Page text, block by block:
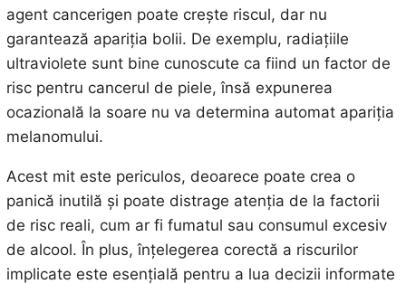
agent cancerigen poate crește riscul, dar nu
garantează apariția bolii. De exemplu, radiațiile
ultraviolete sunt bine cunoscute ca fiind un factor de
risc pentru cancerul de piele, însă expunerea
ocazională la soare nu va determina automat apariția
melanomului.
Acest mit este periculos, deoarece poate crea o
panică inutilă și poate distrage atenția de la factorii
de risc reali, cum ar fi fumatul sau consumul excesiv
de alcool. În plus, înțelegerea corectă a riscurilor
implicate este esențială pentru a lua decizii informate